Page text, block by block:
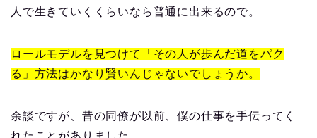
人で生きていくくらいなら普通に出来るので。
ロールモデルを見つけて「その人が歩んだ道をパク
る」方法はかなり賢いんじゃないでしょうか。
余談ですが、昔の同僚が以前、僕の仕事を手伝ってく